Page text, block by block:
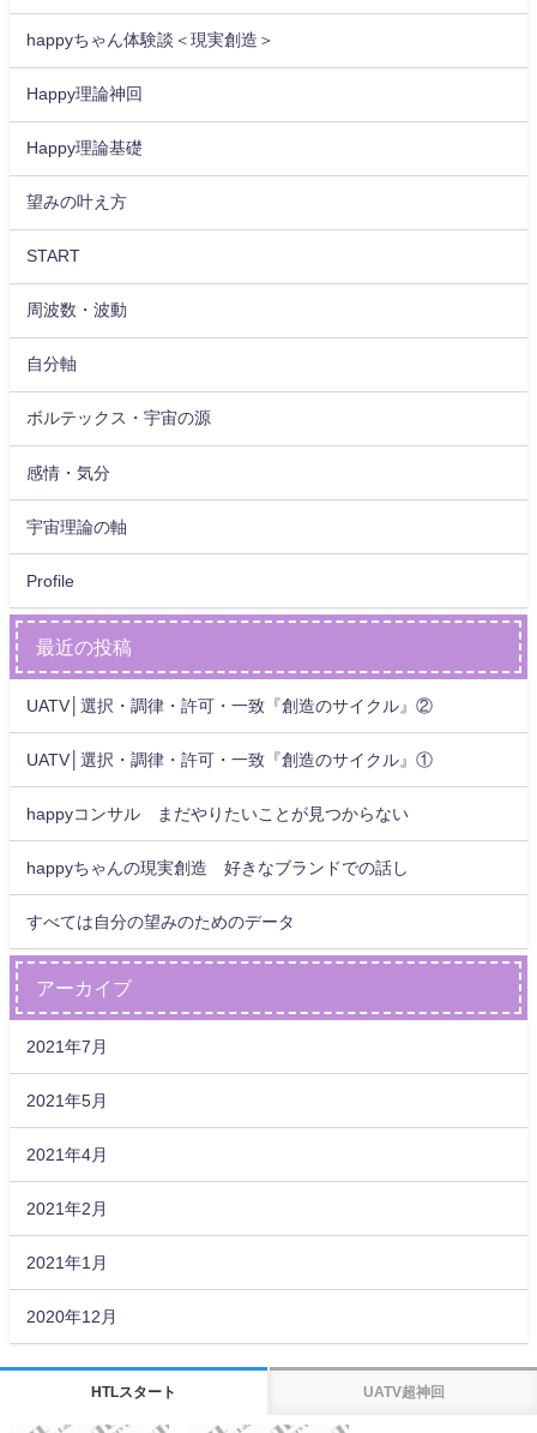
happyちゃん体験談＜現実創造＞
Happy理論神回
Happy理論基礎
望みの叶え方
START
周波数・波動
自分軸
ボルテックス・宇宙の源
感情・気分
宇宙理論の軸
Profile
最近の投稿
UATV│選択・調律・許可・一致『創造のサイクル』②
UATV│選択・調律・許可・一致『創造のサイクル』①
happyコンサル まだやりたいことが見つからない
happyちゃんの現実創造 好きなブランドでの話し
すべては自分の望みのためのデータ
アーカイブ
2021年7月
2021年5月
2021年4月
2021年2月
2021年1月
2020年12月
HTLスタート UATV超神回